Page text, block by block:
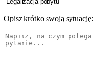
Opisz krótko swoją sytuację: